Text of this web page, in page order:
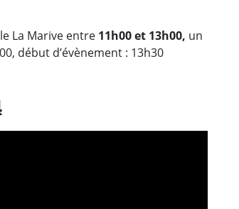
La Marive entre 11h00 et 13h00, un
début d’évènement : 13h30